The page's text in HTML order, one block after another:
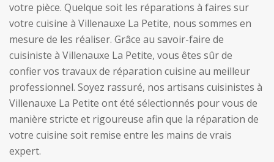
votre pièce. Quelque soit les réparations à faires sur
votre cuisine à Villenauxe La Petite, nous sommes en
mesure de les réaliser. Grâce au savoir-faire de
cuisiniste à Villenauxe La Petite, vous êtes sûr de
confier vos travaux de réparation cuisine au meilleur
professionnel. Soyez rassuré, nos artisans cuisinistes à
Villenauxe La Petite ont été sélectionnés pour vous de
manière stricte et rigoureuse afin que la réparation de
votre cuisine soit remise entre les mains de vrais
expert.